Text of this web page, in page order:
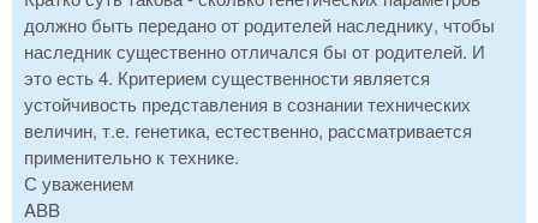
должно быть передано от родителей наследнику, чтобы
наследник существенно отличался бы от родителей. И
это есть 4. Критерием существенности является
устойчивость представления в сознании технических
величин, т.е. генетика, естественно, рассматривается
применительно к технике.
С уважением
ABB